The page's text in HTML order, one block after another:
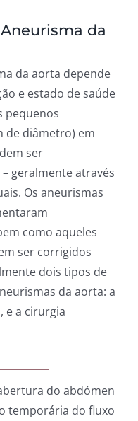
da
da aorta depende
e estado de saúde
pequenos
de diâmetro) em
ser
geralmente através
Os aneurismas
como aqueles
ser corrigidos
dois tipos de
da aorta: a
e a cirurgia
do abdómen
temporária do fluxo